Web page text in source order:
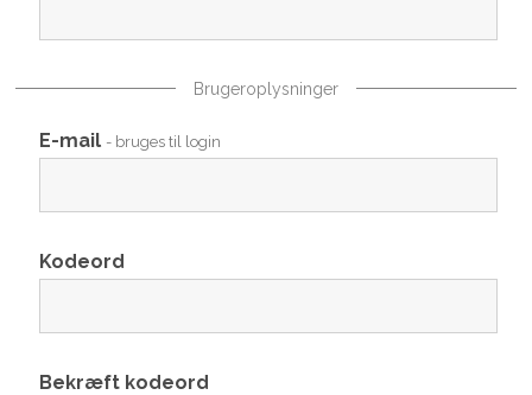
Brugeroplysninger
E-mail - bruges til login
Kodeord
Bekræft kodeord